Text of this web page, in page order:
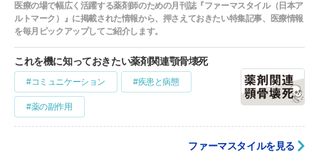
医療の場で幅広く活躍する薬剤師のための月刊誌『ファーマスタイル（日本ア
ルトマーク）』に掲載された情報から、押さえておきたい特集記事、医療情報
を毎月ピックアップしてご紹介します。
これを機に知っておきたい薬剤関連顎骨壊死
#コミュニケーション #疾患と病態
#薬の副作用
ファーマスタイルを見る